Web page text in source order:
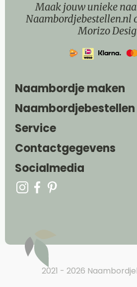
Maak jouw unieke
Naambordjebestellen.nl
Morizo
Naambordje maken
Naambordjebestellen
Service
Contactgegevens
Socialmedia
2021 - 2026